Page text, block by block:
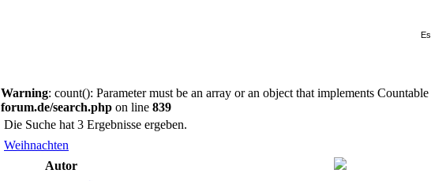
Warning: count(): Parameter must be an array or an object that implements Countable
forum.de/search.php on line 839
Die Suche hat 3 Ergebnisse ergeben.
Weihnachten
Autor